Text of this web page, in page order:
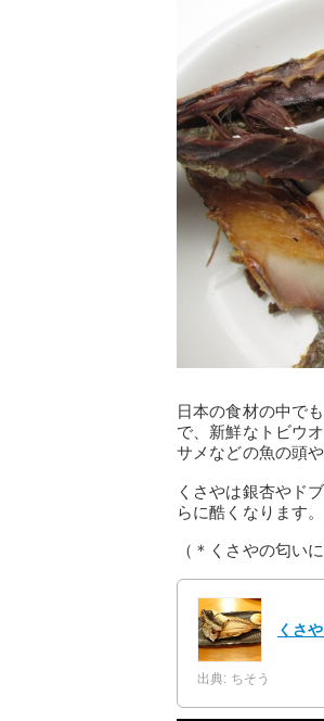
日本の食材の中で
で、新鮮なトビウ
サメなどの魚の頭
くさやは銀杏やド
らに酷くなります。
（＊くさやの匂い
くさ
出典: ちそう